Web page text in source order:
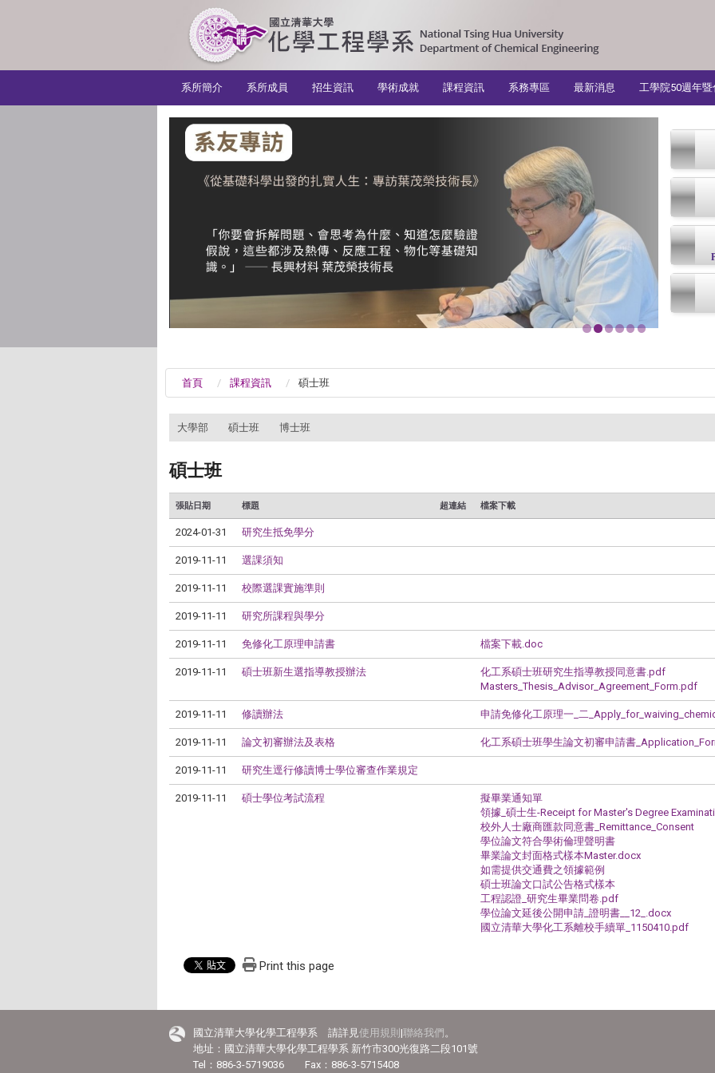
系所簡介
系所成員 招生資訊 學術成就 課程資訊 系務專區 最新消息 工學院50週年
首頁 課程資訊 碩士班
大學部 碩士班 博士班
碩士班
張貼日期 標題 超連結 檔案下載
2024-01-31 研究生抵免學分
2019-11-11 選課須知
2019-11-11 校際選課實施準則
2019-11-11 研究所課程與學分
2019-11-11 免修化工原理申請書 檔案下載.doc
2019-11-11 碩士班新生選指導教授辦法
化工系碩士班研究生指導教授同意書.pdf
Masters_Thesis_Advisor_Agreement_Form.pdf
2019-11-11 修讀辦法 申請免修化工原理一_二
2019-11-11 論文初審辦法及表格 化工系碩士班學生論文初審申請書
2019-11-11 研究生逕行修讀博士學位審查作業規定
2019-11-11 碩士學位考試流程
擬畢業通知單
領據_碩士生-Receipt for Master's Degree
校外人士廠商匯款同意書_Remittance_Consent
學位論文符合學術倫理聲明書
畢業論文封面格式樣本Master.docx
如需提供交通費之領據範例
碩士班論文口試公告格式樣本
工程認證_研究生畢業問卷.pdf
學位論文延後公開申請_證明書__12_.docx
國立清華大學化工系離校手續單_1150410.pdf
Print this page
國立清華大學化學工程學系 請詳見使用規則 |聯絡我們 。
地址：國立清華大學化學工程學系 新竹市300光復路二段101號
Tel：886-3-5719036 Fax：886-3-5715408